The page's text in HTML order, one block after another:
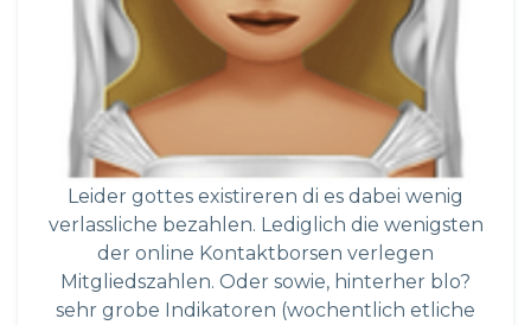
Leider gottes existireren di es dabei wenig
verlassliche bezahlen. Lediglich die wenigsten
der online Kontaktborsen verlegen
Mitgliedszahlen. Oder sowie, hinterher blo?
sehr grobe Indikatoren (wochentlich etliche